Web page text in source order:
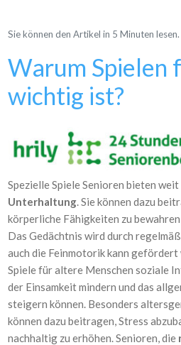
Sie können den Artikel in 5 Minuten lesen.
Warum Spielen
wichtig ist?
Spezielle Spiele Senioren bieten weit
Unterhaltung. Sie können dazu
körperliche Fähigkeiten zu
Das Gedächtnis wird durch
auch die Feinmotorik kann
Spiele für altere Menschen soziale
der Einsamkeit mindern und das
steigern können. Besonders
können dazu beitragen, Stress
nachhaltig zu erhöhen. Senioren, die